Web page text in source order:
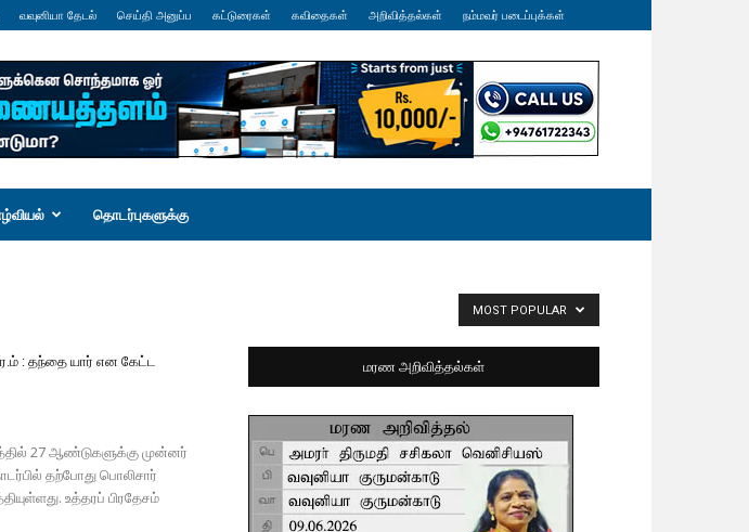
வவுனியா தேடல் செய்தி அனுப்ப கட்டுரைகள் கவிதைகள் அறிவித்தல்கள் நம்மவர் படைப்புக்கள்
தொடர்புகளுக்கு
MOST POPULAR
: தந்தை யார் என கேட்ட
27 ஆண்டுகளுக்கு முன்னர்
தற்போது பொலிசார்
உத்தரப் பிரதேசம்
மரண அறிவித்தல்கள்